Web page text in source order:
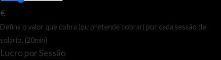
€
Defina o valor que cobra (ou pretende cobrar) por cada sessão de
solário. (20min)
Lucro por Sessão